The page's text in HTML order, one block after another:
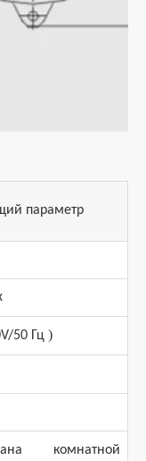
параметр
50 Гц )
комнатной